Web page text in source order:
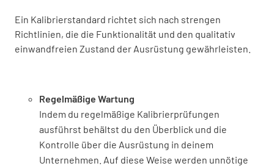
Ein Kalibrierstandard richtet sich nach strengen
Richtlinien, die die Funktionalität und den qualitativ
einwandfreien Zustand der Ausrüstung gewährleisten.
Regelmäßige Wartung
Indem du regelmäßige Kalibrierprüfungen
ausführst behältst du den Überblick und die
Kontrolle über die Ausrüstung in deinem
Unternehmen. Auf diese Weise werden unnötige